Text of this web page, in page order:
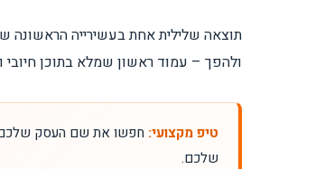
ניהול מוניטין לאנשים פרטיים
מתי פונים לעורך דין ומתי
תוצאה שלילית אחת בעשירייה הראשונה
ולהפך – עמוד ראשון שמלא בתוכן
טיפ מקצועי:
שלכם.